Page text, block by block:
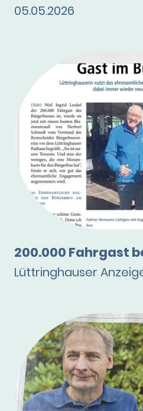
05.05.2026
200.000 Fahrgast
Lüttringhauser